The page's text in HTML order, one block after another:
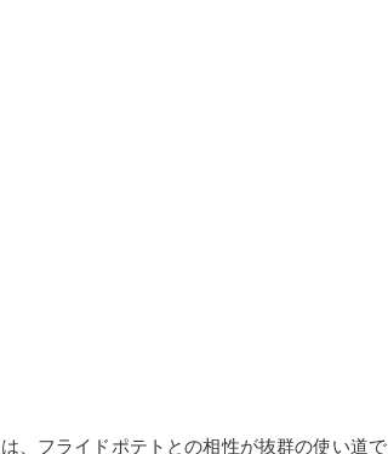
、フライドポテトとの相性が抜群の使い道で